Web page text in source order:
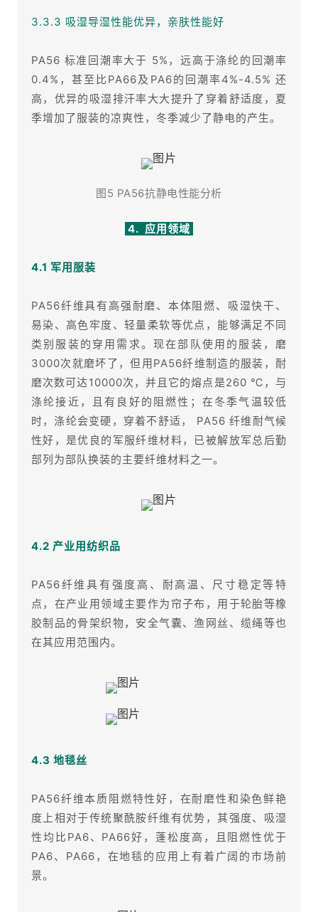
3.3.3 吸湿导湿性能优异，亲肤性能好
PA56 标准回潮率大于 5%，远高于涤纶的回潮率
0.4%，甚至比PA66及PA6的回潮率4%-4.5% 还
高，优异的吸湿排汗率大大提升了穿着舒适度，夏
季增加了服装的凉爽性，冬季减少了静电的产生。
图5 PA56抗静电性能分析
4. 应用领域
4.1 军用服装
PA56纤维具有高强耐磨、本体阻燃、吸湿快干、
易染、高色牢度、轻量柔软等优点，能够满足不同
类别服装的穿用需求。现在部队使用的服装，磨
3000次就磨坏了，但用PA56纤维制造的服装，耐
磨次数可达10000次，并且它的熔点是260 ℃，与
涤纶接近，且有良好的阻燃性；在冬季气温较低
时，涤纶会变硬，穿着不舒适， PA56 纤维耐气候
性好，是优良的军服纤维材料，已被解放军总后勤
部列为部队换装的主要纤维材料之一。
4.2 产业用纺织品
PA56纤维具有强度高、耐高温、尺寸稳定等特
点，在产业用领域主要作为帘子布，用于轮胎等橡
胶制品的骨架织物，安全气囊、渔网丝、缆绳等也
在其应用范围内。
4.3 地毯丝
PA56纤维本质阻燃特性好，在耐磨性和染色鲜艳
度上相对于传统聚酰胺纤维有优势，其强度、吸湿
性均比PA6、PA66好，蓬松度高，且阻燃性优于
PA6、PA66，在地毯的应用上有着广阔的市场前
景。